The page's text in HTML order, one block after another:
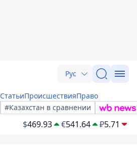
Рус
СтатьиПроисшествияПраво
#Казахстан в сравнении
$469.93 €541.64 ₽5.71